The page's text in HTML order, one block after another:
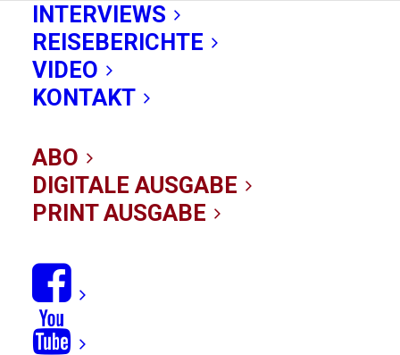
INTERVIEWS
REISEBERICHTE
VIDEO
KONTAKT
ABO
DIGITALE AUSGABE
PRINT AUSGABE
film